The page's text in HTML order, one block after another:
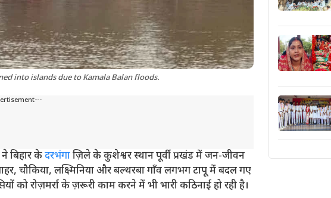
into islands due to Kamala Balan floods.
बिहार केदरभंगाज़िले के कुशेश्वर स्थान पूर्वी प्रखंड में जन-जीवन
चौकिया, लक्ष्मिनिया और बल्थरबा गाँव लगभग टापू में बदल गए
को रोज़मर्रा के ज़रूरी काम करने में भी भारी कठिनाई हो रही है।